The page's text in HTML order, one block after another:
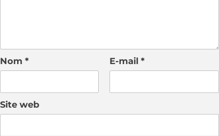
Nom * E-mail *
Site web